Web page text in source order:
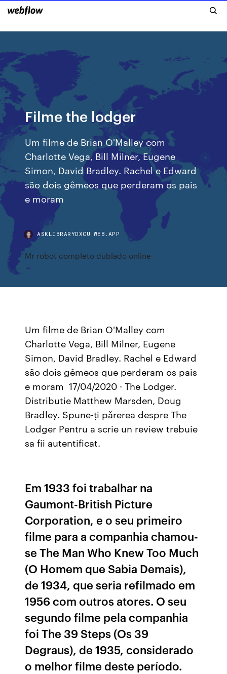
Filme the lodger
Um filme de Brian O'Malley com
Charlotte Vega, Bill Milner, Eugene
Simon, David Bradley. Rachel e Edward
são dois gêmeos que perderam os pais
e moram
ASKLIBRARYDXCU.WEB.APP
Mr robot completo dublado online
Um filme de Brian O'Malley com
Charlotte Vega, Bill Milner, Eugene
Simon, David Bradley. Rachel e Edward
são dois gêmeos que perderam os pais
e moram 17/04/2020 · The Lodger.
Distributie Matthew Marsden, Doug
Bradley. Spune-ţi părerea despre The
Lodger Pentru a scrie un review trebuie
sa fii autentificat.
Em 1933 foi trabalhar na
Gaumont-British Picture
Corporation, e o seu primeiro
filme para a companhia chamou-
se The Man Who Knew Too Much
(O Homem que Sabia Demais),
de 1934, que seria refilmado em
1956 com outros atores. O seu
segundo filme pela companhia
foi The 39 Steps (Os 39
Degraus), de 1935, considerado
o melhor filme deste período.